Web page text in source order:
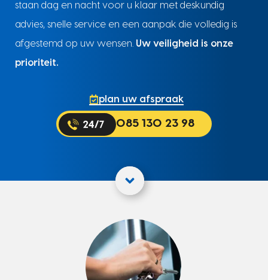
staan dag en nacht voor u klaar met deskundig
advies, snelle service en een aanpak die volledig is
afgestemd op uw wensen. Uw veiligheid is onze
prioriteit.
plan uw afspraak
085 130 23 98